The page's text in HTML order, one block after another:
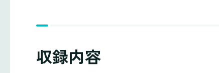
収録内容